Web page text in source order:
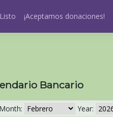
¡Aceptamos donaciones!
Bancario
Month:
Year: